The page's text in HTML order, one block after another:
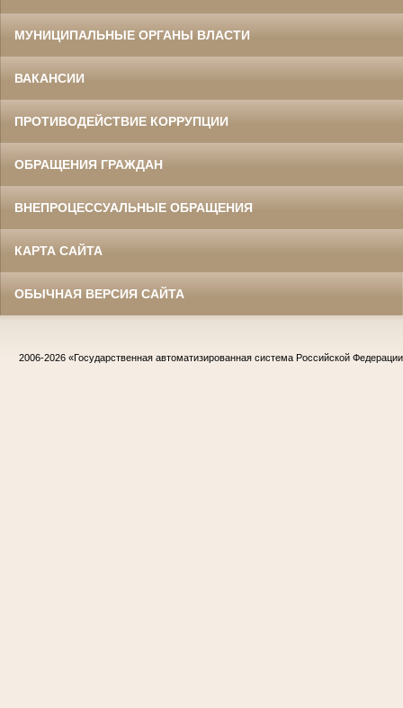
МУНИЦИПАЛЬНЫЕ ОРГАНЫ ВЛАСТИ
ВАКАНСИИ
ПРОТИВОДЕЙСТВИЕ КОРРУПЦИИ
ОБРАЩЕНИЯ ГРАЖДАН
ВНЕПРОЦЕССУАЛЬНЫЕ ОБРАЩЕНИЯ
КАРТА САЙТА
ОБЫЧНАЯ ВЕРСИЯ САЙТА
2006-2026 «Государственная автоматизированная система Российской